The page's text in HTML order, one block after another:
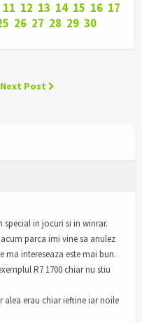
11 12 13 14 15 16 17
26 27 28 29 30
Next Post
in jocuri si in winrar.
parca imi vine sa anulez
ma intereseaza este mai bun.
R7 1700 chiar nu stiu
alea erau chiar ieftine iar noile